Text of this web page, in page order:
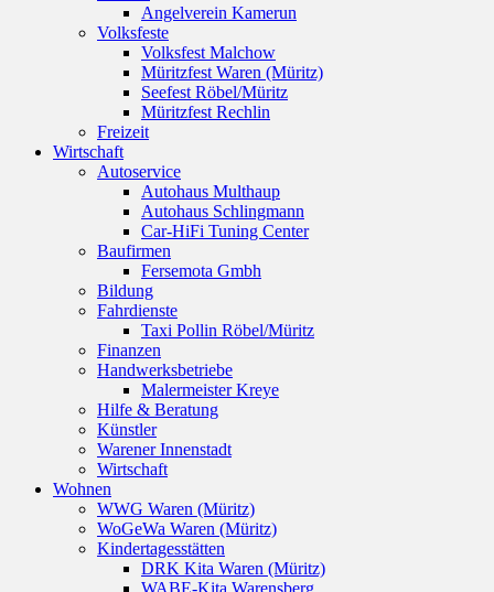
Angelverein Kamerun
Volksfeste
Volksfest Malchow
Müritzfest Waren (Müritz)
Seefest Röbel/Müritz
Müritzfest Rechlin
Freizeit
Wirtschaft
Autoservice
Autohaus Multhaup
Autohaus Schlingmann
Car-HiFi Tuning Center
Baufirmen
Fersemota Gmbh
Bildung
Fahrdienste
Taxi Pollin Röbel/Müritz
Finanzen
Handwerksbetriebe
Malermeister Kreye
Hilfe & Beratung
Künstler
Warener Innenstadt
Wirtschaft
Wohnen
WWG Waren (Müritz)
WoGeWa Waren (Müritz)
Kindertagesstätten
DRK Kita Waren (Müritz)
WABE-Kita Warensberg